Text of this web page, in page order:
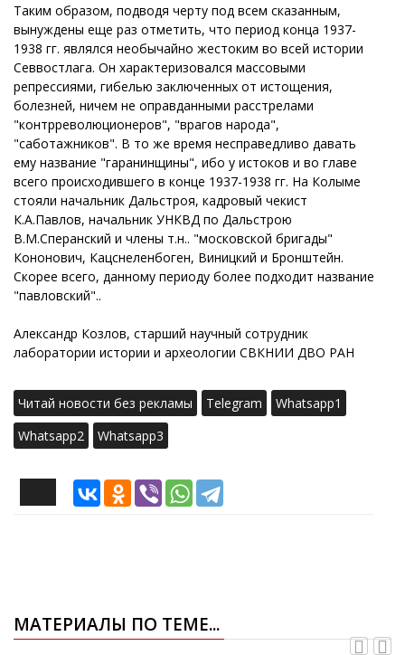
Таким образом, подводя черту под всем сказанным,
вынуждены еще раз отметить, что период конца 1937-
1938 гг. являлся необычайно жестоким во всей истории
Севвостлага. Он характеризовался массовыми
репрессиями, гибелью заключенных от истощения,
болезней, ничем не оправданными расстрелами
"контрреволюционеров", "врагов народа",
"саботажников". В то же время несправедливо давать
ему название "гаранинщины", ибо у истоков и во главе
всего происходившего в конце 1937-1938 гг. На Колыме
стояли начальник Дальстроя, кадровый чекист
К.А.Павлов, начальник УНКВД по Дальстрою
В.М.Сперанский и члены т.н.. "московской бригады"
Кононович, Кацснеленбоген, Виницкий и Бронштейн.
Скорее всего, данному периоду более подходит название
"павловский"..
Александр Козлов, старший научный сотрудник
лаборатории истории и археологии СВКНИИ ДВО РАН
Читай новости без рекламы Telegram
Whatsapp1
Whatsapp2
Whatsapp3
МАТЕРИАЛЫ ПО ТЕМЕ...